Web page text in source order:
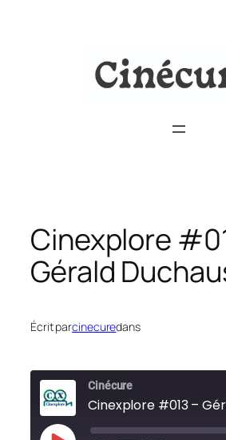
Cinexplore
Gérald
Écrit parcinecuredans
Cinécure
Cinexplore #013 –